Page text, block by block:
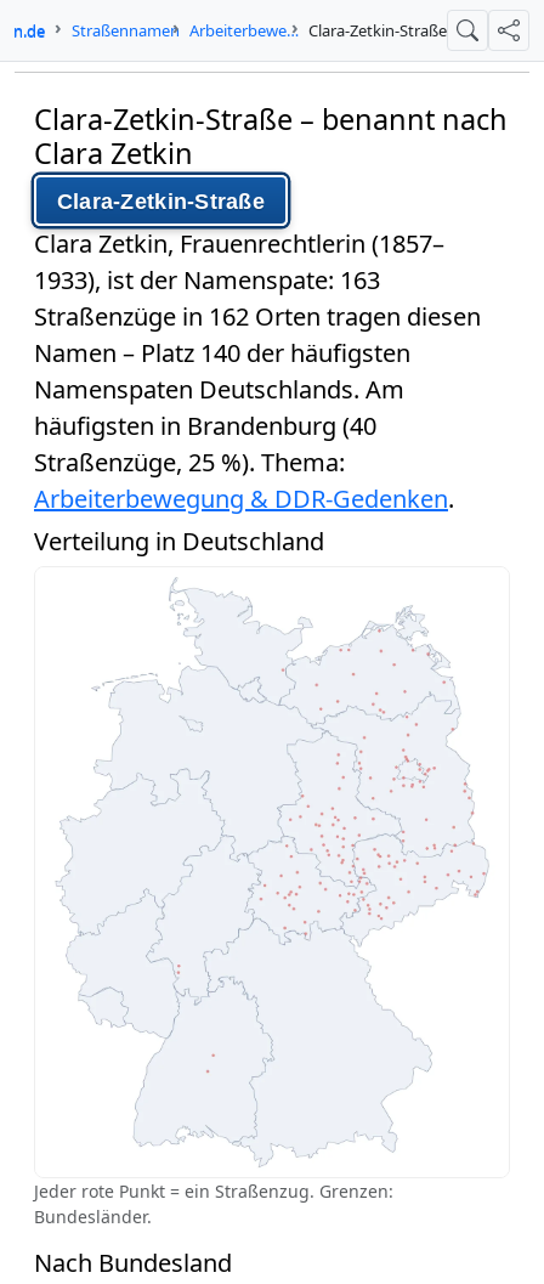
in.de Straßennamen Arbeiterbewegung & DDR-Gedenken Clara-Zetkin-Straße Suche
Clara-Zetkin-Straße – benannt nach
Clara Zetkin
Clara-Zetkin-Straße
Clara Zetkin, Frauenrechtlerin (1857–
1933), ist der Namenspate: 163
Straßenzüge in 162 Orten tragen diesen
Namen – Platz 140 der häufigsten
Namenspaten Deutschlands. Am
häufigsten in Brandenburg (40
Straßenzüge, 25 %). Thema:
Arbeiterbewegung & DDR-Gedenken.
Verteilung in Deutschland
Jeder rote Punkt = ein Straßenzug. Grenzen:
Bundesländer.
Nach Bundesland